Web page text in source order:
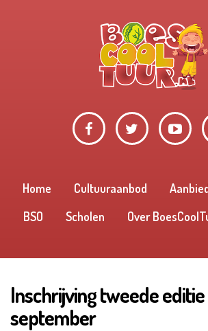
Home Cultuuraanbod
BSO
Scholen Over
Inschrijving tweede
september